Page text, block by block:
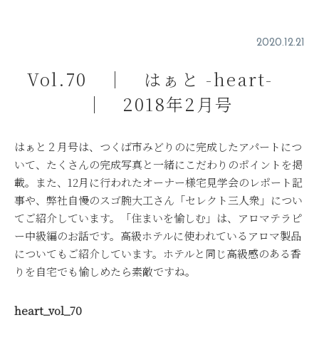
2020.12.21
Vol.70 ｜ はぁと -heart-
｜ 2018年2月号
はぁと２月号は、つくば市みどりのに完成したアパートにつ
いて、たくさんの完成写真と一緒にこだわりのポイントを掲
載。また、12月に行われたオーナー様宅見学会のレポート記
事や、弊社自慢のスゴ腕大工さん「セレクト三人衆」につい
てご紹介しています。「住まいを愉しむ」は、アロマテラピ
ー中級編のお話です。高級ホテルに使われているアロマ製品
についてもご紹介しています。ホテルと同じ高級感のある香
りを自宅でも愉しめたら素敵ですね。
heart_vol_70